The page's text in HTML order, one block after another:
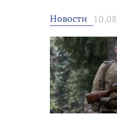
Новости